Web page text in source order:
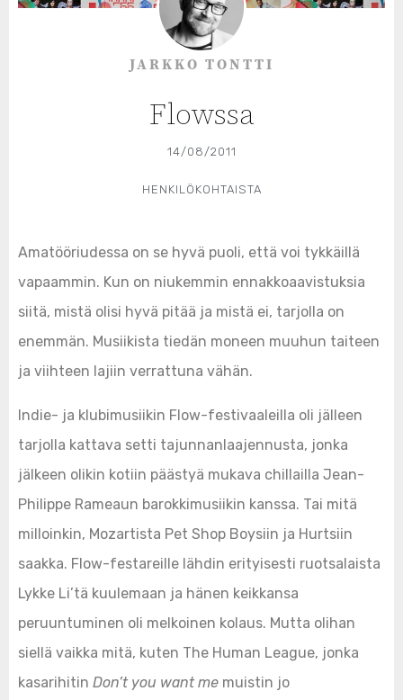
JARKKO TONTTI
Flowssa
14/08/2011
HENKILÖKOHTAISTA
Amatööriudessa on se hyvä puoli, että voi tykkäillä
vapaammin. Kun on niukemmin ennakkoaavistuksia
siitä, mistä olisi hyvä pitää ja mistä ei, tarjolla on
enemmän. Musiikista tiedän moneen muuhun taiteen
ja viihteen lajiin verrattuna vähän.
Indie- ja klubimusiikin Flow-festivaaleilla oli jälleen
tarjolla kattava setti tajunnanlaajennusta, jonka
jälkeen olikin kotiin päästyä mukava chillailla Jean-
Philippe Rameaun barokkimusiikin kanssa. Tai mitä
milloinkin, Mozartista Pet Shop Boysiin ja Hurtsiin
saakka. Flow-festareille lähdin erityisesti ruotsalaista
Lykke Li’tä kuulemaan ja hänen keikkansa
peruuntuminen oli melkoinen kolaus. Mutta olihan
siellä vaikka mitä, kuten The Human League, jonka
kasarihitin Don’t you want me muistin jo